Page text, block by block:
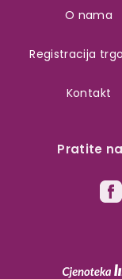
Pratite
O nama
Registracija
Kontakt